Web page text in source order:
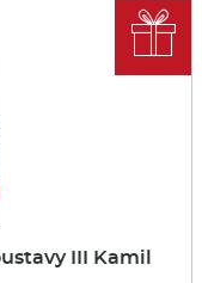
III Kamil
